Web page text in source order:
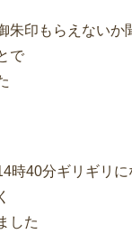
朱印もらえないか
で
時40分ギリギリに
した